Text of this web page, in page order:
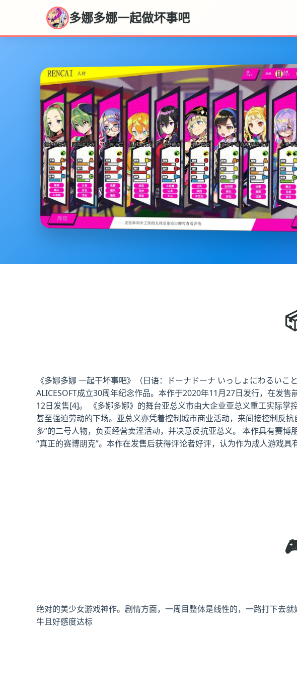
多娜多娜一起做坏事吧
《多娜多娜 一起干坏事吧》（日语：ドーナドーナ いっしょにわるい
ALICESOFT成立30周年纪念作品。本作于2020年11月27日发行，在发
12日发售[4]。 《多娜多娜》的舞台亚总义市由大企业亚总义重工实际
甚至强迫劳动的下场。亚总义亦凭着控制城市商业活动，来间接控制反
多”的二号人物，负责经营卖淫活动，并决意反抗亚总义。 本作具有赛
“真正的赛博朋克”。本作在发售后获得评论者好评，认为作为成人游戏
绝对的美少女游戏神作。剧情方面，一周目整体是线性的，一路打下去
牛且好感度达标